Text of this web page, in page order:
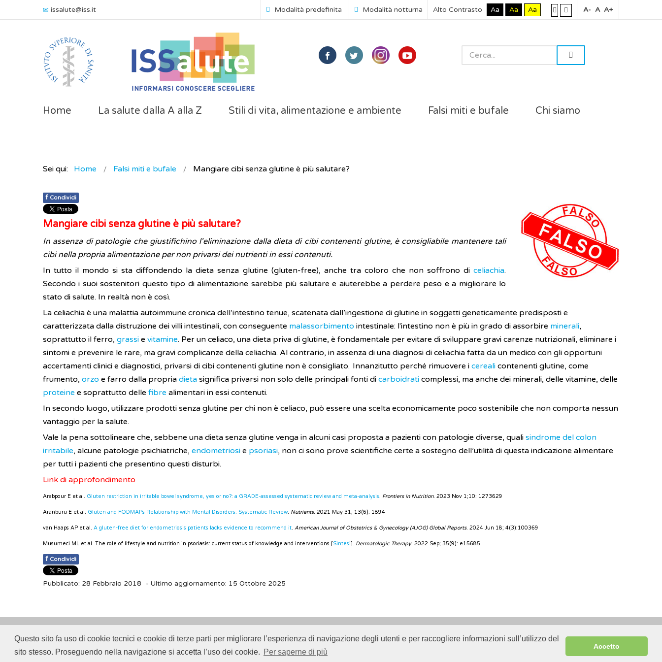
Questo sito fa uso di cookie tecnici e cookie di terze parti per migliorare l’esperienza di navigazione degli utenti e per raccogliere informazioni sull’utilizzo del
sito stesso. Proseguendo nella navigazione si accetta l’uso dei cookie. Per saperne di più
Accetto
issalute@iss.it Modalità predefinita Modalità notturna Alto Contrasto Aa Aa Aa A- A A+
Home La salute dalla A alla Z Stili di vita, alimentazione e ambiente Falsi miti e bufale Chi siamo
Sei qui: Home Falsi miti e bufale Mangiare cibi senza glutine è più salutare?
f Condividi
Mangiare cibi senza glutine è più salutare?
In assenza di patologie che giustifichino l'eliminazione dalla dieta di cibi contenenti glutine, è consigliabile mantenere tali
cibi nella propria alimentazione per non privarsi dei nutrienti in essi contenuti.
In tutto il mondo si sta diffondendo la dieta senza glutine (gluten-free), anche tra coloro che non soffrono di celiachia.
Secondo i suoi sostenitori questo tipo di alimentazione sarebbe più salutare e aiuterebbe a perdere peso e a migliorare lo
stato di salute. In realtà non è così.
La celiachia è una malattia autoimmune cronica dell’intestino tenue, scatenata dall’ingestione di glutine in soggetti geneticamente predisposti e
caratterizzata dalla distruzione dei villi intestinali, con conseguente malassorbimento intestinale: l'intestino non è più in grado di assorbire minerali,
soprattutto il ferro, grassi e vitamine. Per un celiaco, una dieta priva di glutine, è fondamentale per evitare di sviluppare gravi carenze nutrizionali, eliminare i
sintomi e prevenire le rare, ma gravi complicanze della celiachia. Al contrario, in assenza di una diagnosi di celiachia fatta da un medico con gli opportuni
accertamenti clinici e diagnostici, privarsi di cibi contenenti glutine non è consigliato. Innanzitutto perché rimuovere i cereali contenenti glutine, come
frumento, orzo e farro dalla propria dieta significa privarsi non solo delle principali fonti di carboidrati complessi, ma anche dei minerali, delle vitamine, delle
proteine e soprattutto delle fibre alimentari in essi contenuti.
In secondo luogo, utilizzare prodotti senza glutine per chi non è celiaco, può essere una scelta economicamente poco sostenibile che non comporta nessun
vantaggio per la salute.
Vale la pena sottolineare che, sebbene una dieta senza glutine venga in alcuni casi proposta a pazienti con patologie diverse, quali sindrome del colon
irritabile, alcune patologie psichiatriche, endometriosi e psoriasi, non ci sono prove scientifiche certe a sostegno dell’utilità di questa indicazione alimentare
per tutti i pazienti che presentino questi disturbi.
Link di approfondimento
Arabpour E et al. Gluten restriction in irritable bowel syndrome, yes or no?: a GRADE-assessed systematic review and meta-analysis. Frontiers in Nutrition. 2023 Nov 1;10: 1273629
Aranburu E et al. Gluten and FODMAPs Relationship with Mental Disorders: Systematic Review. Nutrients. 2021 May 31; 13(6): 1894
van Haaps AP et al. A gluten-free diet for endometriosis patients lacks evidence to recommend it. American Journal of Obstetrics & Gynecology (AJOG) Global Reports. 2024 Jun 18; 4(3):100369
Musumeci ML et al. The role of lifestyle and nutrition in psoriasis: current status of knowledge and interventions [Sintesi]. Dermatologic Therapy. 2022 Sep; 35(9): e15685
f Condividi
Pubblicato: 28 Febbraio 2018 - Ultimo aggiornamento: 15 Ottobre 2025
© 2018ISSalute - Sito sviluppato e gestito dall’Istituto Superiore di Sanità (ISS) -Disclaimer -Cookie Sitemap